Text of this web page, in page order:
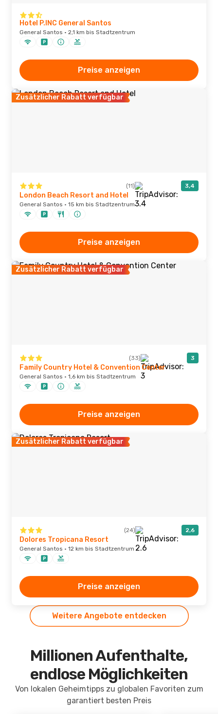
Hotel P.INC General Santos
General Santos · 2,1 km bis Stadtzentrum
Preise anzeigen
Zusätzlicher Rabatt verfügbar
(11) 3,4
London Beach Resort and Hotel
General Santos · 15 km bis Stadtzentrum
Preise anzeigen
Zusätzlicher Rabatt verfügbar
(33) 3
Family Country Hotel & Convention Center
General Santos · 1,6 km bis Stadtzentrum
Preise anzeigen
Zusätzlicher Rabatt verfügbar
(24) 2,6
Dolores Tropicana Resort
General Santos · 12 km bis Stadtzentrum
Preise anzeigen
Weitere Angebote entdecken
Millionen Aufenthalte,
endlose Möglichkeiten
Von lokalen Geheimtipps zu globalen Favoriten zum
garantiert besten Preis